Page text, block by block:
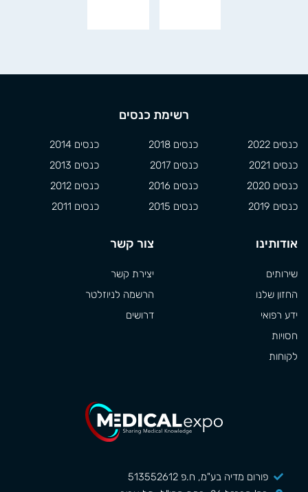
פורום מדיה בע"מ, ח.פ 513552612
רשימת כנסים
כנסים 2022
כנסים 2021
כנסים 2020
כנסים 2019
כנסים 2018
כנסים 2017
כנסים 2016
כנסים 2015
כנסים 2014
כנסים 2013
כנסים 2012
כנסים 2011
אודותינו
שירותים
החזון שלנו
ידע רפואי
חסויות
לקוחות
צור קשר
יצירת קשר
הרשמה לניוזלטר
דרושים